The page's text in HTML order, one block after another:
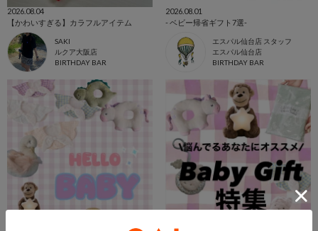
2026.08.04
【かわいすぎる】カラフルアイテム
SAKI
ルクア大阪店
BIRTHDAY BAR
2026.08.01
- ベビー帰省ギフト7選-
エスパル仙台店 スタッフ
エスパル仙台店
BIRTHDAY BAR